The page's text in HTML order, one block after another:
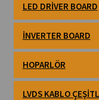
LED DRIVER BOARD
İNVERTER BOARD
HOPARLÖR
LVDS KABLO